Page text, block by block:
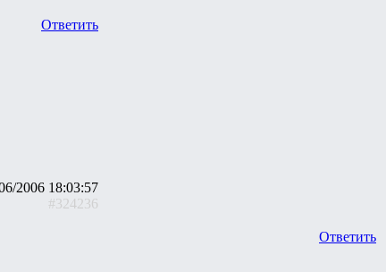
Ответить
2006 18:03:57
#324236
Ответить